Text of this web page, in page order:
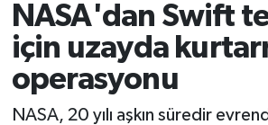
NASA'dan Swift
için uzayda
operasyonu
NASA, 20 yılı aşkın süredir